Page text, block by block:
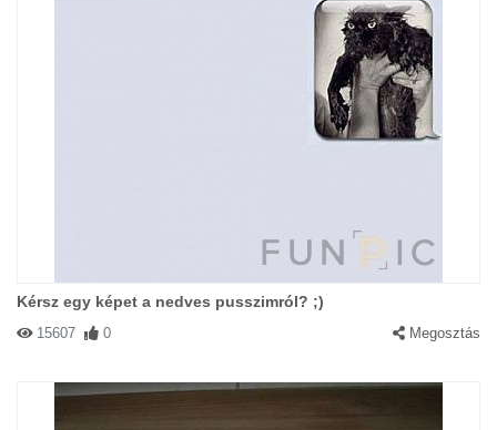
Kérsz egy képet a nedves pusszimról? ;)
15607 0 Megosztás